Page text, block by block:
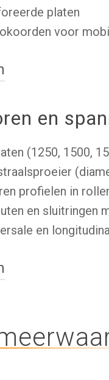
platen
voor
en
(1250, 1500,
profielen in
en sluitringen
en